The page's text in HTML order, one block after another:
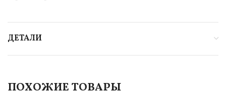
ДЕТАЛИ
ПОХОЖИЕ ТОВАРЫ